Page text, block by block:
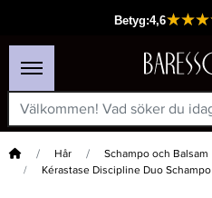
Hem Hår
Schampo och Balsam
Kérastase Discipline Duo